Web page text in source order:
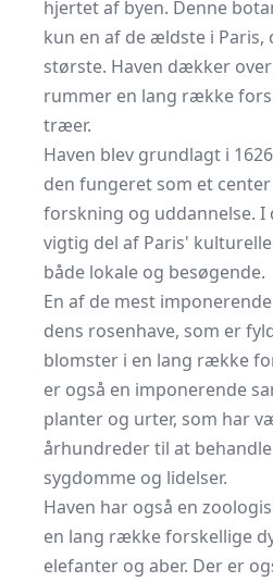
hjertet af byen. Denne
kun en af de ældste i Paris,
største. Haven dækker
rummer en lang række
træer.
Haven blev grundlagt i
den fungeret som et
forskning og uddannelse. I
vigtig del af Paris'
både lokale og besøgende.
En af de mest
dens rosenhave, som er
blomster i en lang række
er også en imponerende
planter og urter, som har
århundreder til at
sygdomme og lidelser.
Haven har også en
en lang række forskellige
elefanter og aber. Der er